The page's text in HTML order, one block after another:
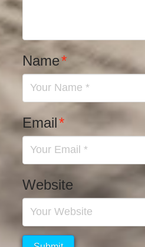
Name*
Email*
Website